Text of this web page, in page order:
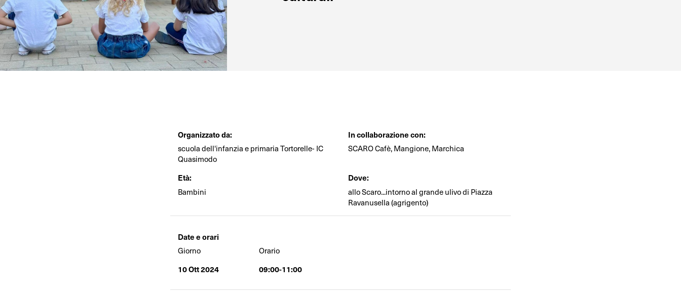
Organizzato da:
scuola dell'infanzia e primaria Tortorelle- IC
Quasimodo
In collaborazione con:
SCARO Cafè, Mangione, Marchica
Età:
Bambini
Dove:
allo Scaro...intorno al grande ulivo di Piazza
Ravanusella (agrigento)
Date e orari
Giorno Orario
10 Ott 2024 09:00-11:00